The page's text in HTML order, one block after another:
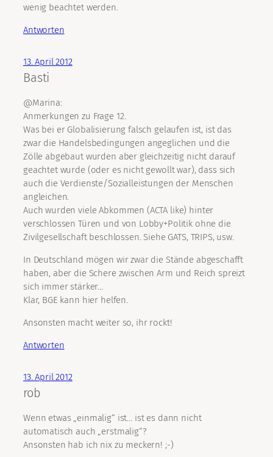
wenig beachtet werden.
Antworten
13. April 2012
Basti
@Marina:
Anmerkungen zu Frage 12.
Was bei er Globalisierung falsch gelaufen ist, ist das
zwar die Handelsbedingungen angeglichen und die
Zölle abgebaut wurden aber gleichzeitig nicht darauf
geachtet wurde (oder es nicht gewollt war), dass sich
auch die Verdienste/Sozialleistungen der Menschen
angleichen.
Auch wurden viele Abkommen (ACTA like) hinter
verschlossen Türen und von Lobby+Politik ohne die
Zivilgesellschaft beschlossen. Siehe GATS, TRIPS, usw.
In Deutschland mögen wir zwar die Stände abgeschafft
haben, aber die Schere zwischen Arm und Reich spreizt
sich immer stärker…
Klar, BGE kann hier helfen.
Ansonsten macht weiter so, ihr rockt!
Antworten
13. April 2012
rob
Wenn etwas „einmalig“ ist… ist es dann nicht
automatisch auch „erstmalig“?
Ansonsten hab ich nix zu meckern! ;-)